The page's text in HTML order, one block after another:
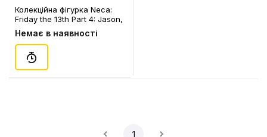
Колекційна фігурка Neca:
Friday the 13th Part 4: Jason,
(939718)
Немає в наявності
1